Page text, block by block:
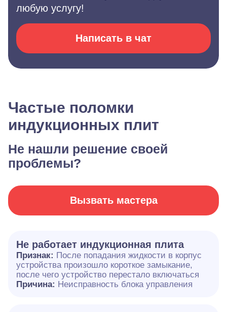
любую услугу!
Написать в чат
Частые поломки
индукционных плит
Не нашли решение своей
проблемы?
Вызвать мастера
Не работает индукционная плита
Признак: После попадания жидкости в корпус
устройства произошло короткое замыкание,
после чего устройство перестало включаться
Причина: Неисправность блока управления